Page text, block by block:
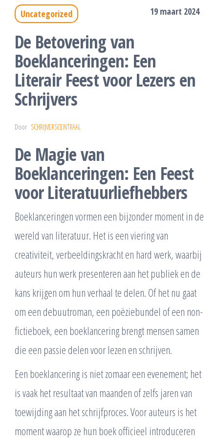
Uncategorized 19 maart 2024
De Betovering van
Boeklanceringen: Een
Literair Feest voor Lezers en
Schrijvers
Door SCHRIJVERSCENTRAAL
De Magie van
Boeklanceringen: Een Feest
voor Literatuurliefhebbers
Boeklanceringen vormen een bijzonder moment in de
wereld van literatuur. Het is een viering van
creativiteit, verbeeldingskracht en hard werk, waarbij
auteurs hun werk presenteren aan het publiek en de
kans krijgen om hun verhaal te delen. Of het nu gaat
om een debuutroman, een poëziebundel of een non-
fictieboek, een boeklancering brengt mensen samen
die een passie delen voor lezen en schrijven.
Een boeklancering is niet zomaar een evenement; het
is vaak het resultaat van maanden of zelfs jaren van
toewijding aan het schrijfproces. Voor auteurs is het
moment waarop ze hun boek officieel introduceren